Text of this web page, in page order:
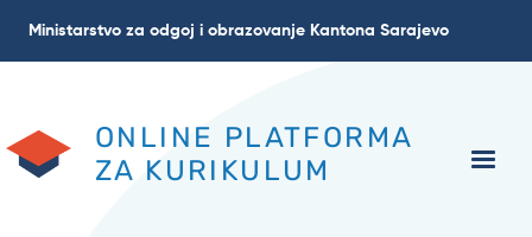
Ministarstvo za odgoj i obrazovanje Kantona Sarajevo
ONLINE PLATFORMA
ZA KURIKULUM